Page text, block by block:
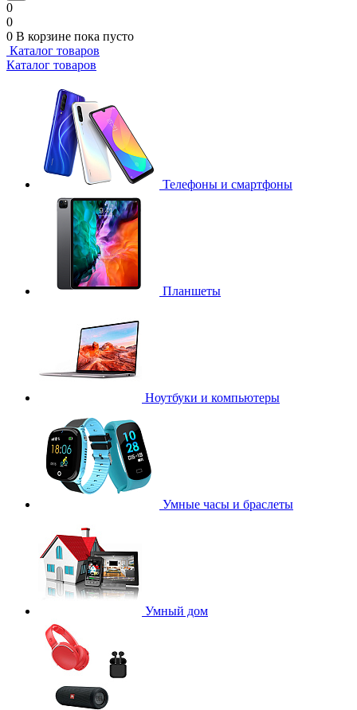
0
0
0 В корзине пока пусто
Каталог товаров
Каталог товаров
Телефоны и смартфоны
Планшеты
Ноутбуки и компьютеры
Умные часы и браслеты
Умный дом